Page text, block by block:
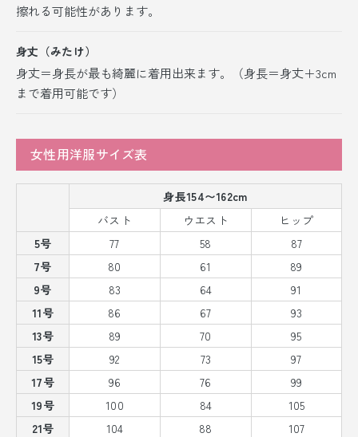
擦れる可能性があります。
身丈（みたけ）
身丈＝身長が最も綺麗に着用出来ます。（身長＝身丈＋3cm
まで着用可能です）
女性用洋服サイズ表
身長154〜162cm
バスト
ウエスト
ヒップ
5号
77 58
87
7号
80 61
89
9号
83 64
91
11号
86 67
93
13号
89 70
95
15号
92 73
97
17号
96 76
99
19号
100 84
105
21号
104 88
107